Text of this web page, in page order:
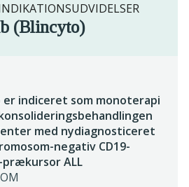
(Blincyto)
er indiceret som monoterapi
med nydiagnosticeret
negativ CD19-
ALL